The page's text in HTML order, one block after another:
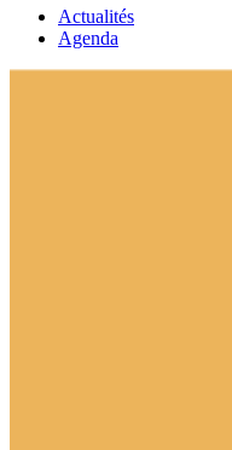
Actualités
Agenda